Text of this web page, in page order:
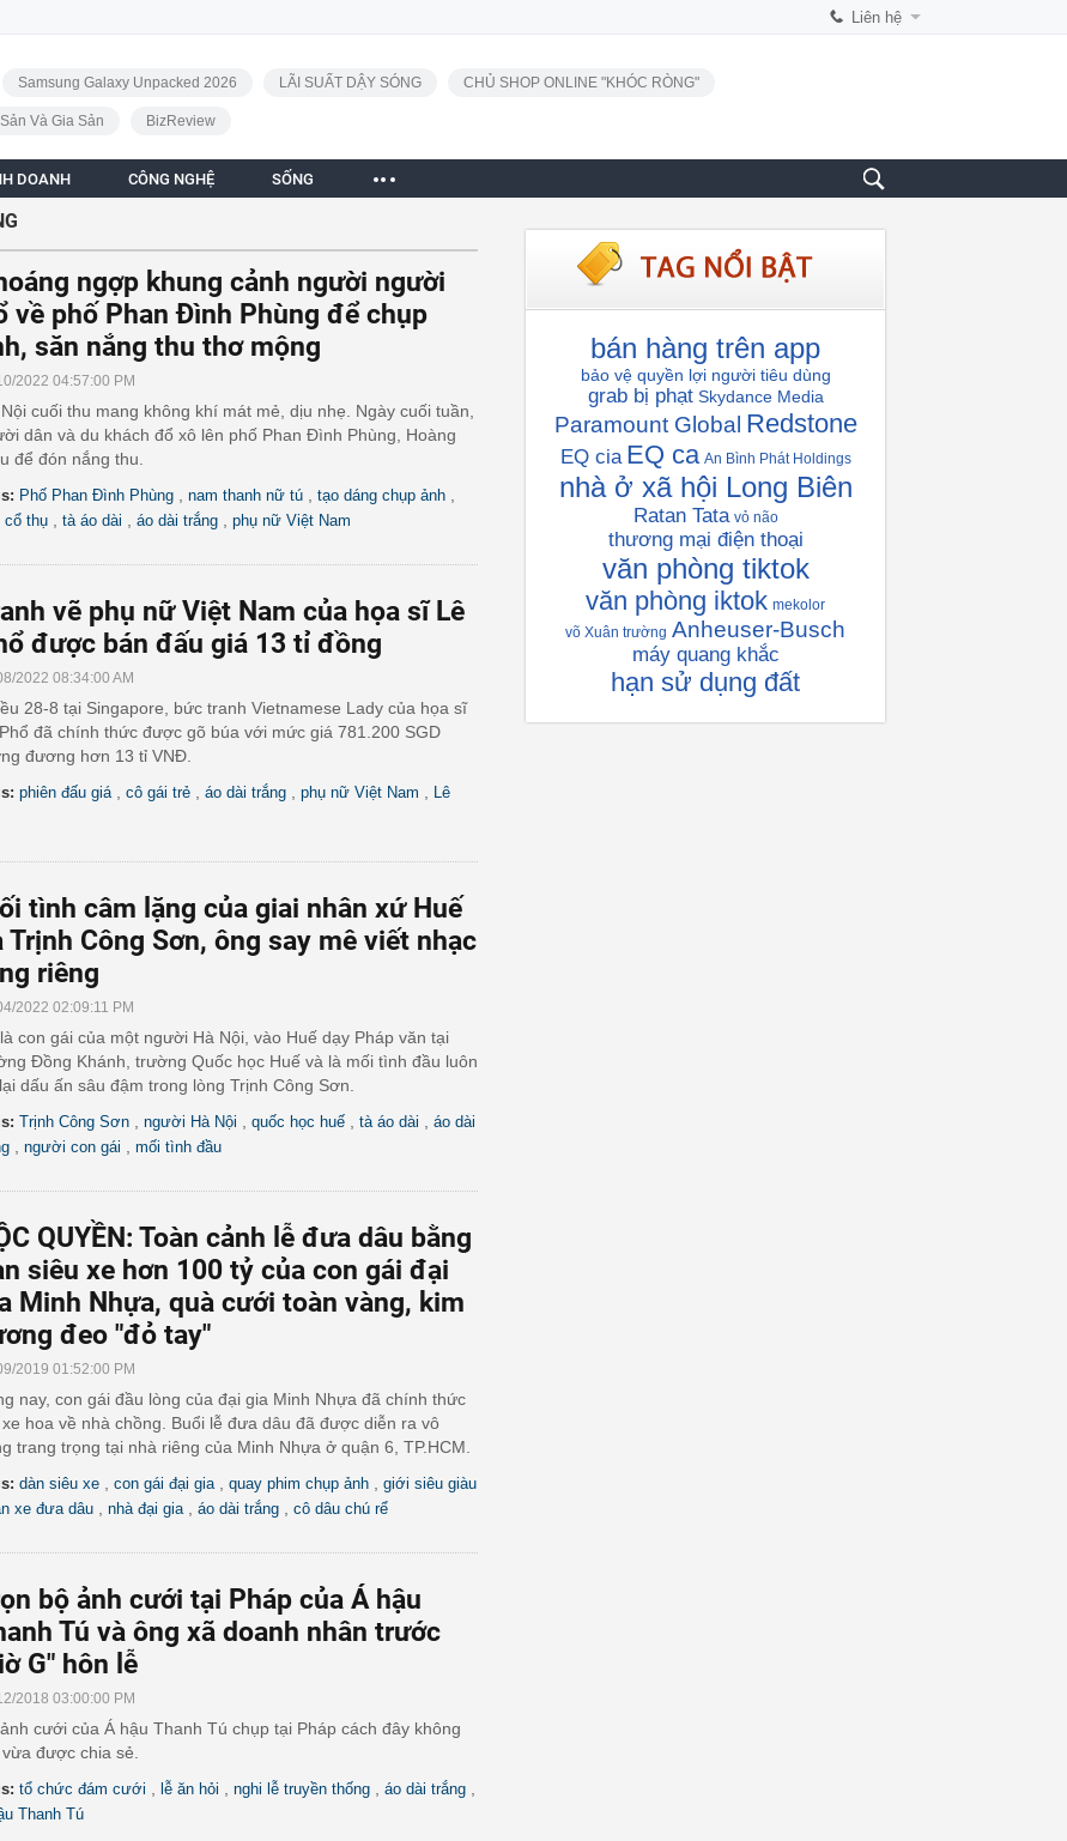
Liên hệ
Samsung Galaxy Unpacked 2026 LÃI SUẤT DẬY SÓNG CHỦ SHOP ONLINE "KHÓC RÒNG"
Và Gia Sản BizReview
DOANH CÔNG NGHỆ SỐNG
ngợp khung cảnh người người
về phố Phan Đình Phùng để chụp
săn nắng thu thơ mộng
2022 04:57:00 PM
cuối thu mang không khí mát mẻ, dịu nhẹ. Ngày cuối tuần,
dân và du khách đổ xô lên phố Phan Đình Phùng, Hoàng
để đón nắng thu.
Phố Phan Đình Phùng nam thanh nữ tú tạo dáng chụp ảnh
cổ thụ tà áo dài áo dài trắng phụ nữ Việt Nam
vẽ phụ nữ Việt Nam của họa sĩ Lê
được bán đấu giá 13 tỉ đồng
2022 08:34:00 AM
28-8 tại Singapore, bức tranh Vietnamese Lady của họa sĩ
đã chính thức được gõ búa với mức giá 781.200 SGD
đương hơn 13 tỉ VNĐ.
phiên đấu giá cô gái trẻ áo dài trắng phụ nữ Việt Nam
Lê
tình câm lặng của giai nhân xứ Huế
Trịnh Công Sơn, ông say mê viết nhạc
riêng
2022 02:09:11 PM
con gái của một người Hà Nội, vào Huế dạy Pháp văn tại
Đồng Khánh, trường Quốc học Huế và là mối tình đầu luôn
dấu ấn sâu đậm trong lòng Trịnh Công Sơn.
Trịnh Công Sơn người Hà Nội quốc học huế tà áo dài
áo dài
người con gái mối tình đầu
QUYỀN: Toàn cảnh lễ đưa dâu bằng
siêu xe hơn 100 tỷ của con gái đại
Minh Nhựa, quà cưới toàn vàng, kim
đeo "đỏ tay"
2019 01:52:00 PM
nay, con gái đầu lòng của đại gia Minh Nhựa đã chính thức
xe hoa về nhà chồng. Buổi lễ đưa dâu đã được diễn ra vô
trang trọng tại nhà riêng của Minh Nhựa ở quận 6, TP.HCM.
dàn siêu xe con gái đại gia quay phim chụp ảnh giới siêu giàu
xe đưa dâu nhà đại gia áo dài trắng cô dâu chú rể
bộ ảnh cưới tại Pháp của Á hậu
Tú và ông xã doanh nhân trước
G" hôn lễ
2018 03:00:00 PM
cưới của Á hậu Thanh Tú chụp tại Pháp cách đây không
được chia sẻ.
tổ chức đám cưới lễ ăn hỏi nghi lễ truyền thống áo dài trắng
Thanh Tú
bán hàng trên app
bảo vệ quyền lợi người tiêu dùng
grab bị phạt Skydance Media
Paramount Global Redstone
EQ cia EQ ca An Bình Phát Holdings
nhà ở xã hội Long Biên
Ratan Tata vỏ não
thương mại điện thoại
văn phòng tiktok
văn phòng iktok mekolor
võ Xuân trường Anheuser-Busch
máy quang khắc
hạn sử dụng đất